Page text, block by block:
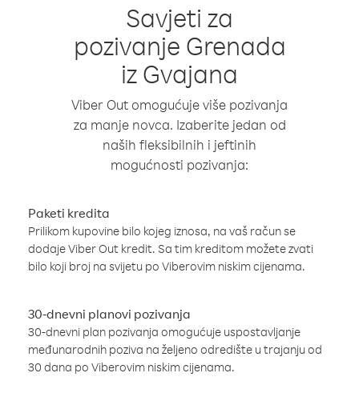
Savjeti za
pozivanje Grenada
iz Gvajana
Viber Out omogućuje više pozivanja
za manje novca. Izaberite jedan od
naših fleksibilnih i jeftinih
mogućnosti pozivanja:
Paketi kredita
Prilikom kupovine bilo kojeg iznosa, na vaš račun se
dodaje Viber Out kredit. Sa tim kreditom možete zvati
bilo koji broj na svijetu po Viberovim niskim cijenama.
30-dnevni planovi pozivanja
30-dnevni plan pozivanja omogućuje uspostavljanje
međunarodnih poziva na željeno odredište u trajanju od
30 dana po Viberovim niskim cijenama.